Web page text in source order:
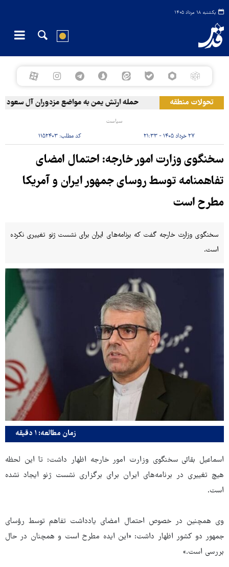
یکشنبه ۱۸ مرداد ۱۴۰۵
تحولات منطقه حمله ارتش یمن به مواضع مزدوران آل سعود
سیاست
۲۷ خرداد ۱۴۰۵ - ۲۱:۳۳ کد مطلب: ۱۱۵۲۴۰۳
سخنگوی وزارت امور خارجه: احتمال امضای
تفاهمنامه توسط روسای جمهور ایران و آمریکا
مطرح است
سخنگوی وزارت خارجه گفت که برنامه‌های ایران برای نشست ژنو تغییری نکرده
است.
زمان مطالعه: ۱ دقیقه
اسماعیل بقائی سخنگوی وزارت امور خارجه اظهار داشت: تا این لحظه
هیچ تغییری در برنامه‌های ایران برای برگزاری نشست ژنو ایجاد نشده
است.
وی همچنین در خصوص احتمال امضای یادداشت تفاهم توسط رؤسای
جمهور دو کشور اظهار داشت: «این ایده مطرح است و همچنان در حال
بررسی است.»